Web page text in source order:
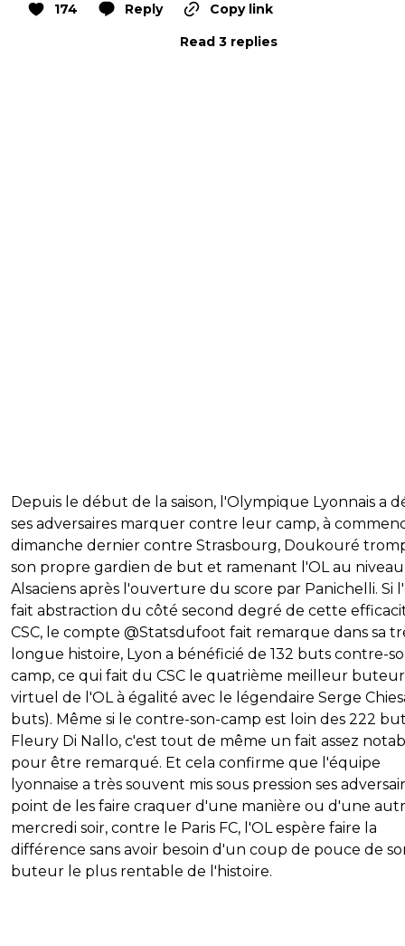
174 Reply
Copy link
Read 3 replies
Depuis le début de la saison, l'Olympique Lyonnais a
ses adversaires marquer contre leur camp, à
dimanche dernier contre Strasbourg, Doukouré
son propre gardien de but et ramenant l'OL au
Alsaciens après l'ouverture du score par Panichelli. Si
fait abstraction du côté second degré de cette
CSC, le compte @Statsdufoot fait remarque dans sa
longue histoire, Lyon a bénéficié de 132 buts contre-
camp, ce qui fait du CSC le quatrième meilleur buteur
virtuel de l'OL à égalité avec le légendaire Serge
buts). Même si le contre-son-camp est loin des 222
Fleury Di Nallo, c'est tout de même un fait assez
pour être remarqué. Et cela confirme que l'équipe
lyonnaise a très souvent mis sous pression ses
point de les faire craquer d'une manière ou d'une
mercredi soir, contre le Paris FC, l'OL espère faire la
différence sans avoir besoin d'un coup de pouce de
buteur le plus rentable de l'histoire.